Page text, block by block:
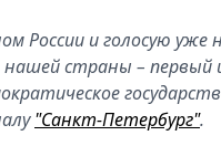
России и голосую уже
страны –
"Санкт-Петербург".